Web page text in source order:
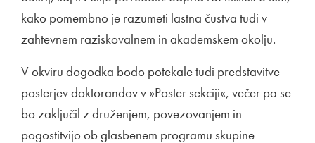
kako pomembno je razumeti lastna čustva tudi v
zahtevnem raziskovalnem in akademskem okolju.
V okviru dogodka bodo potekale tudi predstavitve
posterjev doktorandov v »Poster sekciji«, večer pa se
bo zaključil z druženjem, povezovanjem in
pogostitvijo ob glasbenem programu skupine